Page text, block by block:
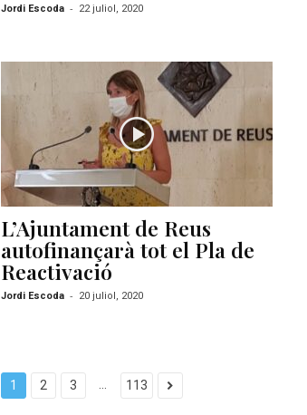
Jordi Escoda - 22 juliol, 2020
L’Ajuntament de Reus
autofinançarà tot el Pla de
Reactivació
Jordi Escoda - 20 juliol, 2020
1 2 3 113